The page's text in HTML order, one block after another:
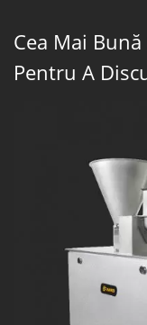
Cea Mai
Pentru A